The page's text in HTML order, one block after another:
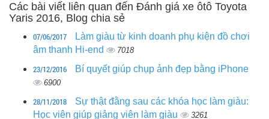
Các bài viết liên quan đến Đánh giá xe ôtô Toyota
Yaris 2016, Blog chia sẻ
07/06/2017
Làm giàu từ kinh doanh phụ kiện đồ chơi
âm thanh Hi-end
7018
23/12/2016 Bí quyết giúp chụp ảnh đẹp bằng iPhone
6900
28/11/2018
Sự thật đằng sau các khóa học làm giàu:
Học viên giúp giảng viên làm giàu
3261